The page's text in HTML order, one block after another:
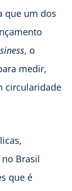
que um dos
, o
medir,
circularidade
Brasil
que é